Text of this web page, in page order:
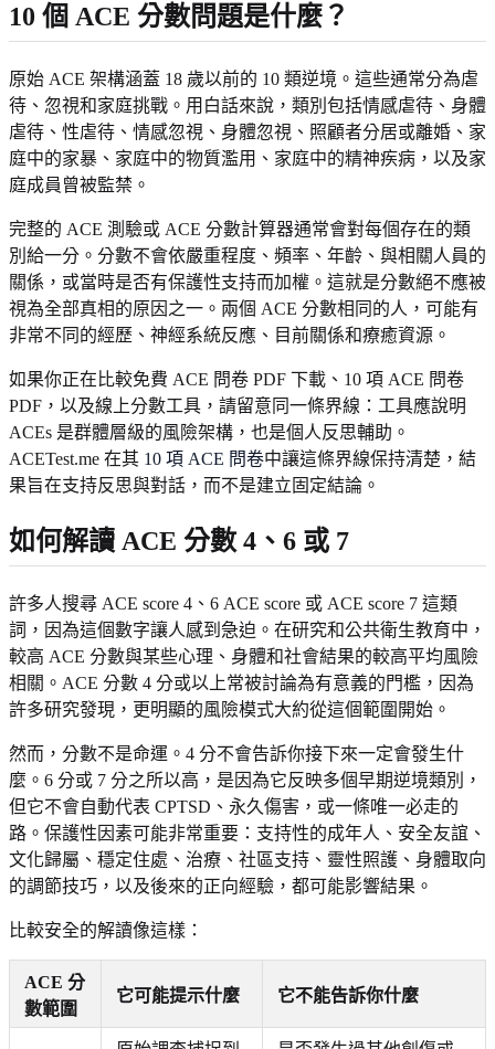
10 個 ACE 分數問題是什麼？
原始 ACE 架構涵蓋 18 歲以前的 10 類逆境。這些通常分為虐
待、忽視和家庭挑戰。用白話來說，類別包括情感虐待、身體
虐待、性虐待、情感忽視、身體忽視、照顧者分居或離婚、家
庭中的家暴、家庭中的物質濫用、家庭中的精神疾病，以及家
庭成員曾被監禁。
完整的 ACE 測驗或 ACE 分數計算器通常會對每個存在的類
別給一分。分數不會依嚴重程度、頻率、年齡、與相關人員的
關係，或當時是否有保護性支持而加權。這就是分數絕不應被
視為全部真相的原因之一。兩個 ACE 分數相同的人，可能有
非常不同的經歷、神經系統反應、目前關係和療癒資源。
如果你正在比較免費 ACE 問卷 PDF 下載、10 項 ACE 問卷
PDF，以及線上分數工具，請留意同一條界線：工具應說明
ACEs 是群體層級的風險架構，也是個人反思輔助。
ACETest.me 在其 10 項 ACE 問卷中讓這條界線保持清楚，結
果旨在支持反思與對話，而不是建立固定結論。
如何解讀 ACE 分數 4、6 或 7
許多人搜尋 ACE score 4、6 ACE score 或 ACE score 7 這類
詞，因為這個數字讓人感到急迫。在研究和公共衛生教育中，
較高 ACE 分數與某些心理、身體和社會結果的較高平均風險
相關。ACE 分數 4 分或以上常被討論為有意義的門檻，因為
許多研究發現，更明顯的風險模式大約從這個範圍開始。
然而，分數不是命運。4 分不會告訴你接下來一定會發生什
麼。6 分或 7 分之所以高，是因為它反映多個早期逆境類別，
但它不會自動代表 CPTSD、永久傷害，或一條唯一必走的
路。保護性因素可能非常重要：支持性的成年人、安全友誼、
文化歸屬、穩定住處、治療、社區支持、靈性照護、身體取向
的調節技巧，以及後來的正向經驗，都可能影響結果。
比較安全的解讀像這樣：
ACE 分
數範圍
它可能提示什麼 它不能告訴你什麼